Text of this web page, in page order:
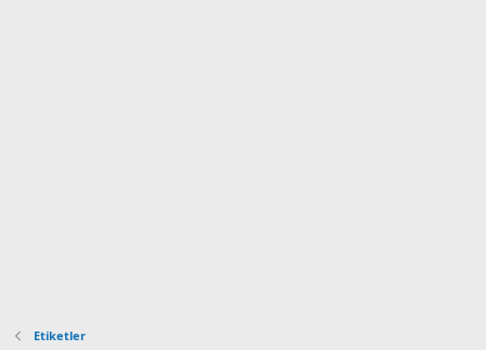
Etiketler